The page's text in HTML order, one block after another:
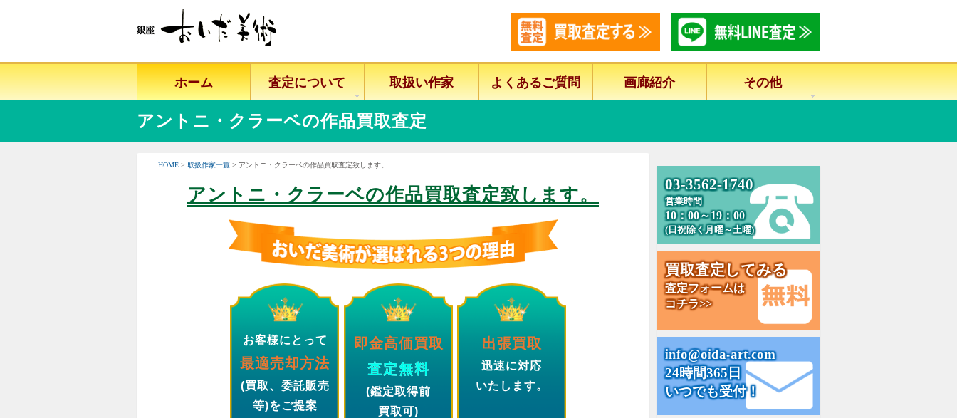
ホーム 査定について 取扱い作家 よくあるご質問 画廊紹介 その他
アントニ・クラーベの作品買取査定
HOME > 取扱作家一覧 > アントニ・クラーベの作品買取査定致します。
アントニ・クラーベの作品買取査定致します。
お客様にとって
最適売却方法
(買取、委託販売
等)をご提案
即金高価買取
査定無料
(鑑定取得前
買取可)
出張買取
迅速に対応
いたします。
03-3562-1740
営業時間
10：00～19：00
(日祝除く月曜～土曜)
買取査定してみる
査定フォームは
コチラ>>
info@oida-art.com
24時間365日
いつでも受付！